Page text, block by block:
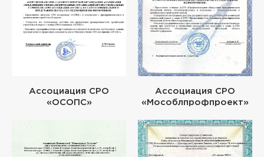
Ассоциация СРО
«ОСОПС»
Ассоциация СРО
«Мособлпрофпроект»